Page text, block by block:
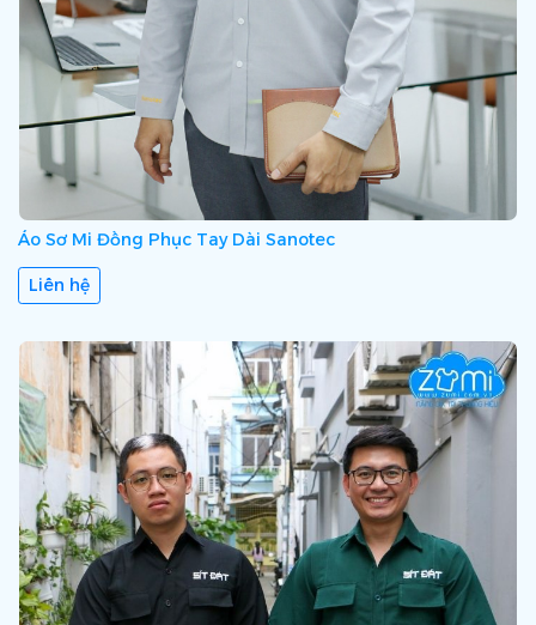
Áo Sơ Mi Đồng Phục Tay Dài Sanotec
Liên hệ